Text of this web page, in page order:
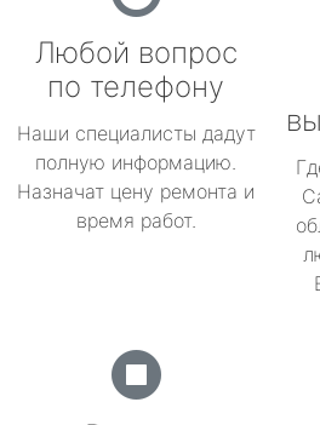
Любой вопрос
по телефону
Наши специалисты дадут
полную информацию.
Назначат цену ремонта и
время работ.